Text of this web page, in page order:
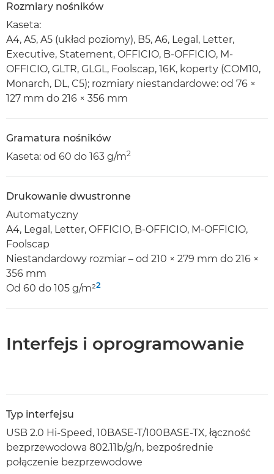
Rozmiary nośników
Kaseta:
A4, A5, A5 (układ poziomy), B5, A6, Legal, Letter,
Executive, Statement, OFFICIO, B-OFFICIO, M-
OFFICIO, GLTR, GLGL, Foolscap, 16K, koperty (COM10,
Monarch, DL, C5); rozmiary niestandardowe: od 76 ×
127 mm do 216 × 356 mm
Gramatura nośników
Kaseta: od 60 do 163 g/m2
Drukowanie dwustronne
Automatyczny
A4, Legal, Letter, OFFICIO, B-OFFICIO, M-OFFICIO,
Foolscap
Niestandardowy rozmiar – od 210 × 279 mm do 216 ×
356 mm
Od 60 do 105 g/m²2
Interfejs i oprogramowanie
Typ interfejsu
USB 2.0 Hi-Speed, 10BASE-T/100BASE-TX, łączność
bezprzewodowa 802.11b/g/n, bezpośrednie
połączenie bezprzewodowe